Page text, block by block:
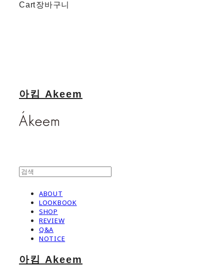
Cart장바구니
아킴 Akeem
ABOUT
LOOKBOOK
SHOP
REVIEW
Q&A
NOTICE
아킴 Akeem